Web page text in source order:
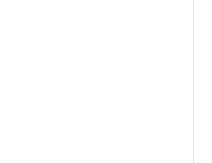
을 종이만큼 얇게 줄이고 줄
를 만들어 보세요.
좋아하는 아이들에게 추천_